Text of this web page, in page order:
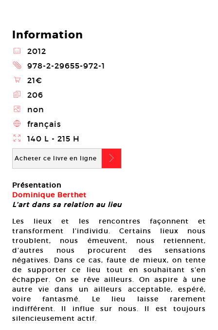
Information
@ 2012
2 978-2-29655-972-1
\ 21€
E 206
Z non
4 français
} 140 L - 215 H
Acheter ce livre en ligne b
Présentation
Dominique Berthet
L’art dans sa relation au lieu
Les lieux et les rencontres façonnent et
transforment l’individu. Certains lieux nous
troublent, nous émeuvent, nous retiennent,
d’autres nous procurent des sensations
négatives. Dans ce cas, faute de mieux, on tente
de supporter ce lieu tout en souhaitant s’en
échapper. On se rêve ailleurs. On aspire à une
autre vie dans un ailleurs acceptable, espéré,
voire fantasmé. Le lieu laisse rarement
indifférent. Il influe sur nous. Il est toujours
silencieusement actif.